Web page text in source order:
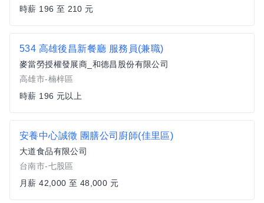
時薪 196 至 210 元
534 高雄後昌新餐廳 服務員(兼職)
麥當勞授權發展商_和德昌股份有限公司
高雄市-楠梓區
時薪 196 元以上
安養中心誠徵 團膳公司廚師(佳里區)
大道食品有限公司
台南市-七股區
月薪 42,000 至 48,000 元